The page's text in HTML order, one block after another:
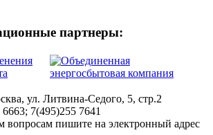
партнеры:
ул. Литвина-Седого, 5, стр.2
7(495)255 7641
пишите на электронный адрес